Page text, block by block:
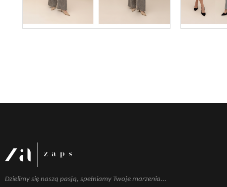
Dzielimy się naszą pasją, spełniamy Twoje marzenia...